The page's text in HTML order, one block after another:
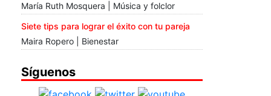
María Ruth Mosquera | Música y folclor
Siete tips para lograr el éxito con tu pareja
Maira Ropero | Bienestar
Síguenos